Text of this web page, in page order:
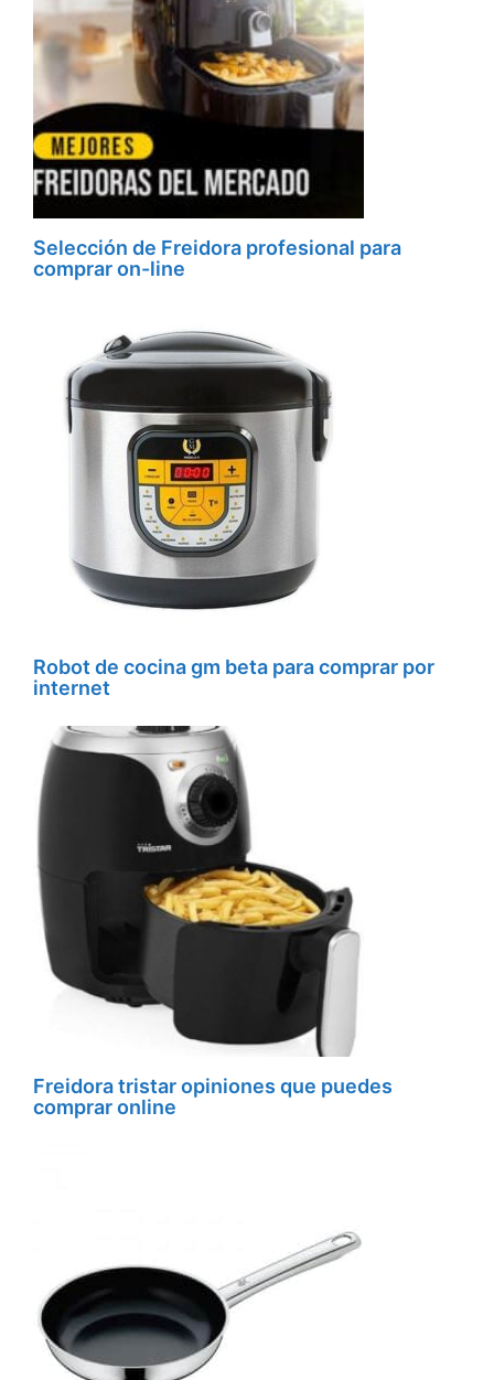
Selección de Freidora profesional para
comprar on-line
Robot de cocina gm beta para comprar por
internet
Freidora tristar opiniones que puedes
comprar online